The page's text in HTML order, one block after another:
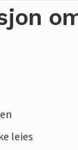
leies